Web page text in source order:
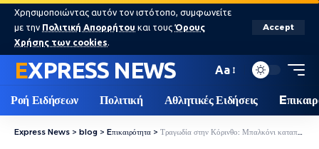
Χρησιμοποιώντας αυτόν τον ιστότοπο, συμφωνείτε
με την Πολιτική Απορρήτου και τους Όρους
Χρήσης των cookies.
Accept
EXPRESS NEWS Aa
Ροή Ειδήσεων Πολιτική Αθλητικές Ειδήσεις
Express News > blog > Eπικαιρότητα > Τραγωδία στην Κόρινθο: Μπαλκόνι καταπλάκωσε γυναίκα και την σκότωσε – Από θαύμα γλύτωσαν τα παιδιά της